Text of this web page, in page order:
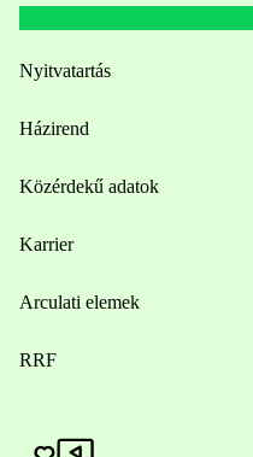
Nyitvatartás
Házirend
Közérdekű adatok
Karrier
Arculati elemek
RRF